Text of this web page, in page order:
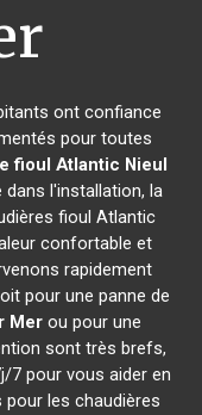
ont confiance
pour toutes
fioul Atlantic Nieul
dans l'installation, la
fioul Atlantic
confortable et
rapidement
pour une panne de
Mer ou pour une
sont très brefs,
7 pour vous aider en
les chaudières